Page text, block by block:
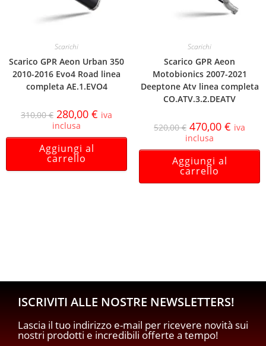
Scarichi
Scarico GPR Aeon Urban 350
2010-2016 Evo4 Road linea
completa AE.1.EVO4
310,00€ 280,00 € iva
inclusa
Aggiungi al
carrello
Scarichi
Scarico GPR Aeon
Motobionics 2007-2021
Deeptone Atv linea completa
CO.ATV.3.2.DEATV
520,00€ 470,00 € iva
inclusa
Aggiungi al
carrello
ISCRIVITI ALLE NOSTRE NEWSLETTERS!
Lascia il tuo indirizzo e-mail per ricevere novità sui
nostri prodotti e incredibili offerte a tempo!